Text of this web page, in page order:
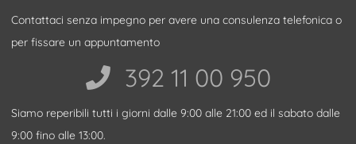
Contattaci senza impegno per avere una consulenza telefonica o
per fissare un appuntamento
392 11 00 950‬
Siamo reperibili tutti i giorni dalle 9:00 alle 21:00 ed il sabato dalle
9:00 fino alle 13:00.